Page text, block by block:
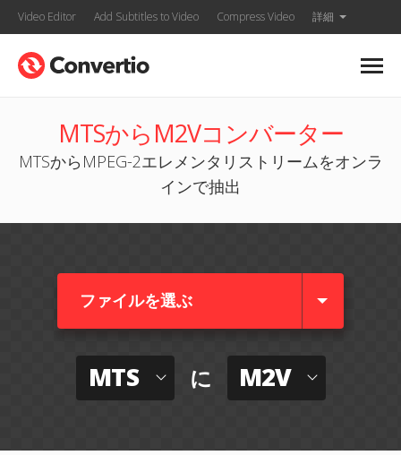
Video Editor Add Subtitles to Video Compress Video 詳細
MTSからM2Vコンバーター
MTSからMPEG-2エレメンタリストリームをオンラ
インで抽出
ファイルを選ぶ
MTS に M2V